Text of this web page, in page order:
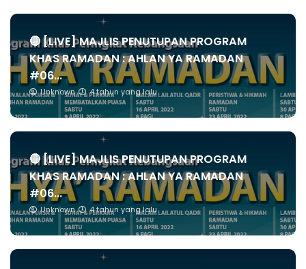
🔴 [LIVE] MAJLIS PENUTUPAN PROGRAM
KHAS RAMADAN : AHLAN YA RAMADAN
#06...
Unknown 4 tahun yang lalu
🔴 [LIVE] MAJLIS PENUTUPAN PROGRAM
KHAS RAMADAN : AHLAN YA RAMADAN
#06...
Unknown 4 tahun yang lalu